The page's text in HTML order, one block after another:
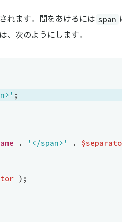
れます。間をあけるには span
、次のようにします。
;
. '</span>' .
) ;